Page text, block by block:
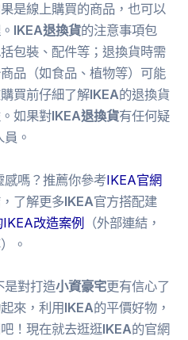
是線上購買的商品，也可以
IKEA退換貨的注意事項包
包裝、配件等；退換貨時需
品（如食品、植物等）可能
買前仔細了解IKEA的退換貨
如果對IKEA退換貨有任何疑
。
感嗎？推薦你參考IKEA官網
，了解更多IKEA官方搭配建
改造案例 （外部連結，
。
是對打造小資豪宅更有信心了
來，利用IKEA的平價好物，
！現在就去逛逛IKEA的官網